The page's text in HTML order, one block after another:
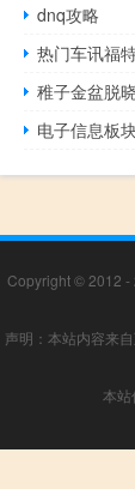
dnq攻略
热门车讯福
稚子金盆脱
电子信息板
Copyright © 2012 -
声明：本站内容来
本站